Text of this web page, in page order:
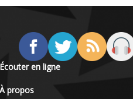
Écouter en ligne
À propos